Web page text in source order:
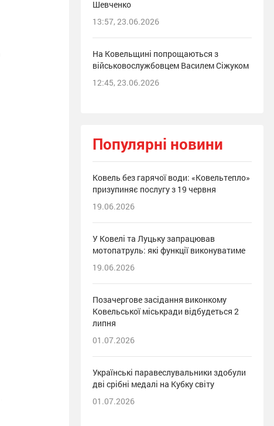
Шевченко
13:57, 23.06.2026
На Ковельщині попрощаються з
військовослужбовцем Василем Сіжуком
12:45, 23.06.2026
Популярні новини
Ковель без гарячої води: «Ковельтепло»
призупиняє послугу з 19 червня
19.06.2026
У Ковелі та Луцьку запрацював
мотопатруль: які функції виконуватиме
19.06.2026
Позачергове засідання виконкому
Ковельської міськради відбудеться 2
липня
01.07.2026
Українські паравеслувальники здобули
дві срібні медалі на Кубку світу
01.07.2026